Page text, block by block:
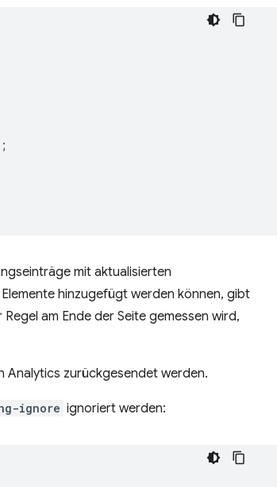
mit aktualisierten
hinzugefügt werden können, gibt
am Ende der Seite gemessen wird,
Analytics zurückgesendet werden.
ignore ignoriert werden: